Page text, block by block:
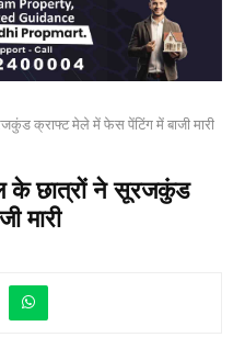
क्राफ्ट मेले में फेस पेंटिंग में बाजी मारी
के छात्रों ने सूरजकुंड
मारी